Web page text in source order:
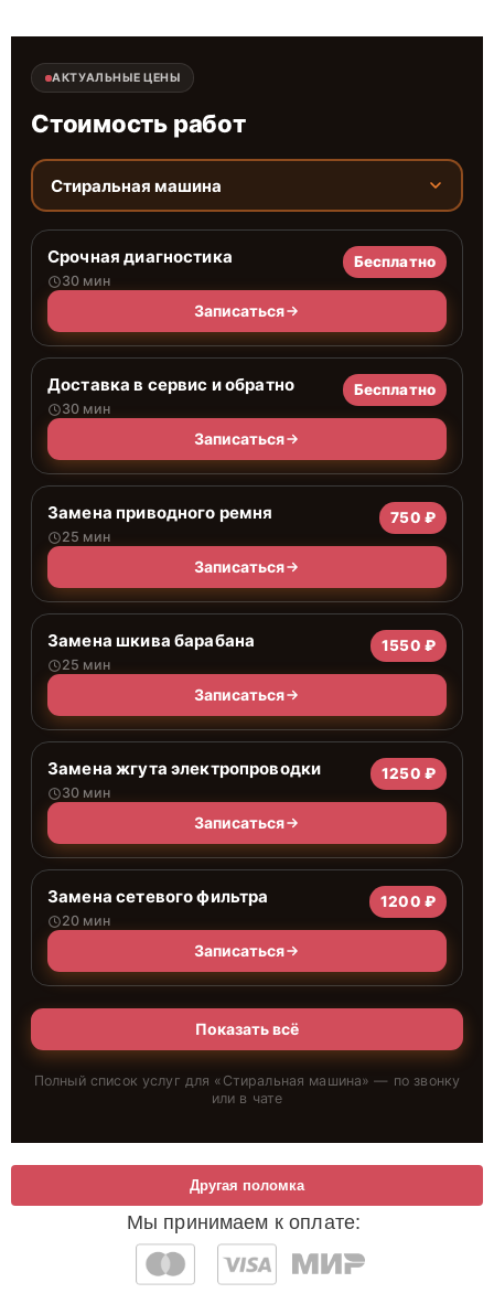
АКТУАЛЬНЫЕ ЦЕНЫ
Стоимость работ
Стиральная машина
Срочная диагностика
30 мин
Бесплатно
Записаться
Доставка в сервис и обратно
30 мин
Бесплатно
Записаться
Замена приводного ремня
25 мин
750 ₽
Записаться
Замена шкива барабана
25 мин
1550 ₽
Записаться
Замена жгута электропроводки
30 мин
1250 ₽
Записаться
Замена сетевого фильтра
20 мин
1200 ₽
Записаться
Показать всё
Полный список услуг для « Стиральная машина» — по звонку
или в чате
Мы принимаем к оплате:
Другая поломка